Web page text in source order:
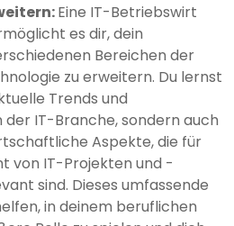
Eine IT-Betriebswirt
es dir, dein
Bereichen der
zu erweitern. Du lernst
Trends und
der IT-Branche, sondern auch
Aspekte, die für
von IT-Projekten und -
sind. Dieses umfassende
in deinem beruflichen